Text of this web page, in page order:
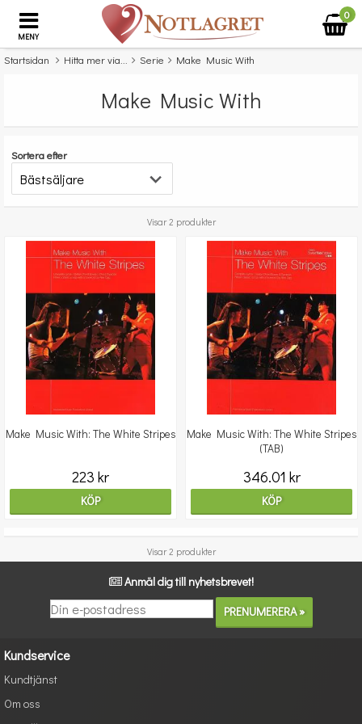
MENY
0
Startsidan Hitta mer via... Serie Make Music With
Make Music With
Sortera efter
Visar 2 produkter
Make Music With: The White Stripes
223 kr
KÖP
Make Music With: The White Stripes
(TAB)
346.01 kr
KÖP
Visar 2 produkter
Anmäl dig till nyhetsbrevet!
Kundservice
Kundtjänst
Om oss